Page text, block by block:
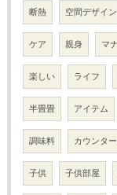
断熱 空間デザイン
ケア 親身 マ
楽しい ライフ
半畳畳 アイテム
調味料 カウンタ
子供 子供部屋